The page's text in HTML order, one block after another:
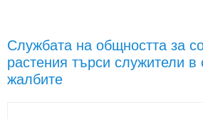
Службата на общността за
растения търси служители в
жалбите